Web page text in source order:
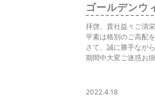
ゴールデンウ
拝啓、貴社益々ご清
平素は格別のご高配
さて、誠に勝手なが
期間中大変ご迷惑お
2022.4.18